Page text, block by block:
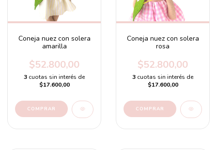
Coneja nuez con solera
amarilla
$52.800,00
3 cuotas sin interés de
$17.600,00
Coneja nuez con solera
rosa
$52.800,00
3 cuotas sin interés de
$17.600,00